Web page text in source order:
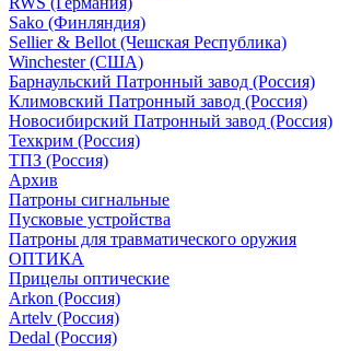
Sako (Финляндия)
Sellier & Bellot (Чешская Республика)
Winchester (США)
Барнаульский Патронный завод (Россия)
Климовский Патронный завод (Россия)
Новосибирский Патронный завод (Россия)
Техкрим (Россия)
ТПЗ (Россия)
Архив
Патроны сигнальные
Пусковые устройства
Патроны для травматического оружия
ОПТИКА
Прицелы оптические
Arkon (Россия)
Artelv (Россия)
Dedal (Россия)